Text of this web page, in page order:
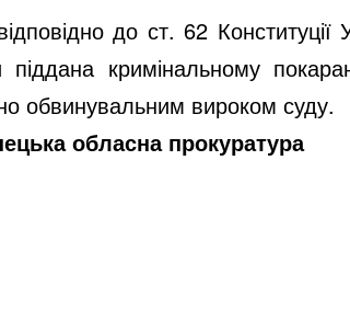
до ст. 62
кримінальному
обвинувальним вироком суду.
обласна прокуратура